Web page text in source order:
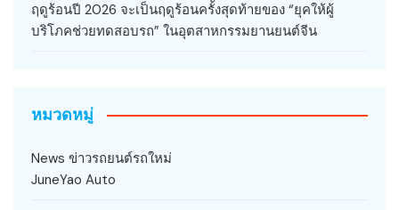
ฤดูร้อนปี 2026 จะเป็นฤดูร้อนครั้งสุดท้ายของ “ยุคให้ผู้
บริโภคช่วยทดสอบรถ” ในอุตสาหกรรมยานยนต์จีน
หมวดหมู่
News ข่าวรถยนต์รถใหม่
JuneYao Auto